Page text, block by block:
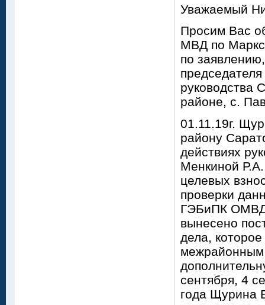
Уважаемый
Просим Вас
МВД по
по
руководства
районе, с.
01.11.19г.
району
действиях
Менкиной
целевых
проверки
ГЭБиПК ОМВД
вынесено
дела,
межрайонным
сентября, 4
года Щурина